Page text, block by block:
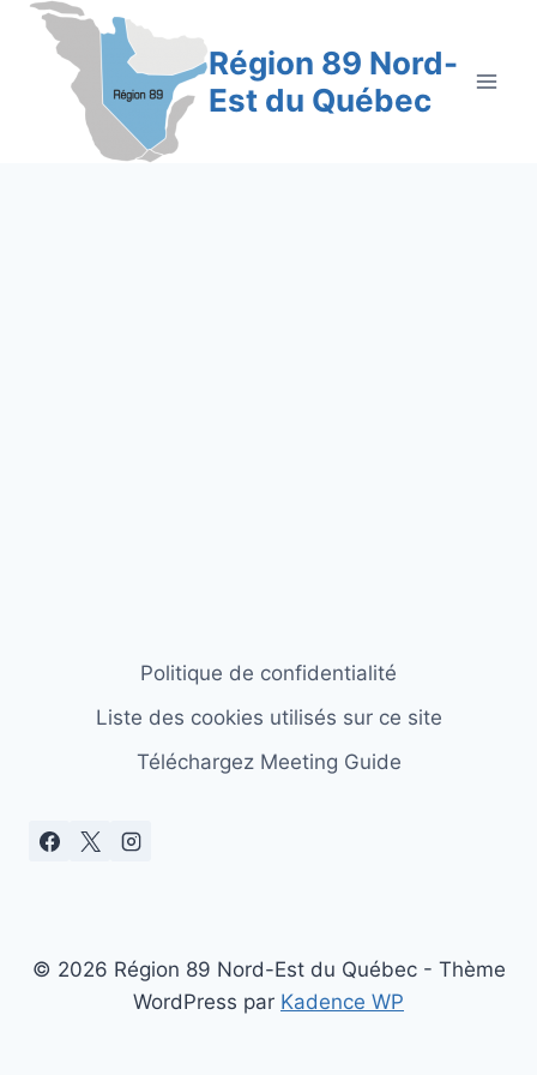
Aller
contenu
Région 89 Nord-
Est du Québec
Politique de confidentialité
Liste des cookies utilisés sur ce site
Téléchargez Meeting Guide
© 2026 Région 89 Nord-Est du Québec - Thème
WordPress par Kadence WP